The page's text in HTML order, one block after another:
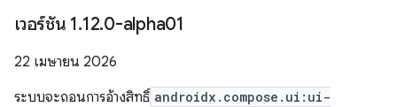
เวอร์ชัน 1.12.0-alpha01
22 เมษายน 2026
ระบบจะถอนการอ้างสิทธิ์ androidx.compose.ui:ui-